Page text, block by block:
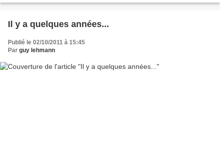
Il y a quelques années...
Publié le 02/10/2011 à 15:45
Par guy lehmann